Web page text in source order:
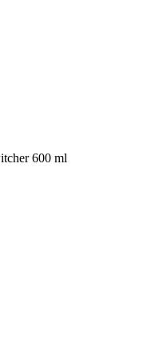
600 ml